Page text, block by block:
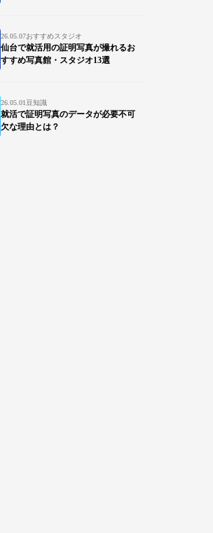
26.05.07おすすめスタジオ
仙台で就活用の証明写真が撮れるお
すすめ写真館・スタジオ13選
26.05.01豆知識
就活で証明写真のデータが必要不可
欠な理由とは？